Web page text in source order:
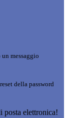
messaggio
della password
posta elettronica!